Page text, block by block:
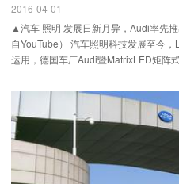
2016-04-01
▲汽车 照明 发展日新月异，Audi率先
自YouTube） 汽车照明科技发展至今
运用，德国车厂Audi暨MatrixLED矩阵